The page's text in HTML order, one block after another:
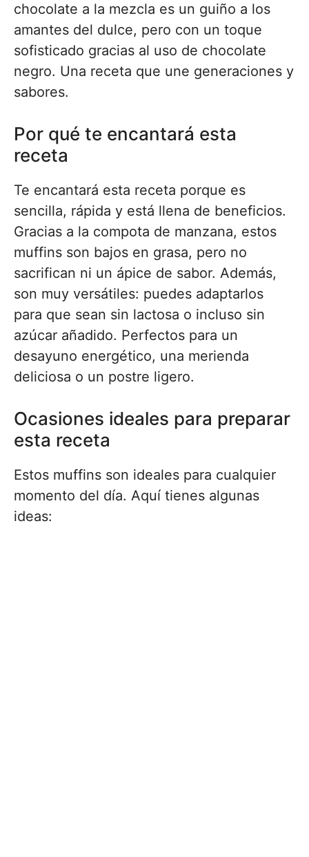
chocolate a la mezcla es un guiño a los
amantes del dulce, pero con un toque
sofisticado gracias al uso de chocolate
negro. Una receta que une generaciones y
sabores.
Por qué te encantará esta
receta
Te encantará esta receta porque es
sencilla, rápida y está llena de beneficios.
Gracias a la compota de manzana, estos
muffins son bajos en grasa, pero no
sacrifican ni un ápice de sabor. Además,
son muy versátiles: puedes adaptarlos
para que sean sin lactosa o incluso sin
azúcar añadido. Perfectos para un
desayuno energético, una merienda
deliciosa o un postre ligero.
Ocasiones ideales para preparar
esta receta
Estos muffins son ideales para cualquier
momento del día. Aquí tienes algunas
ideas: